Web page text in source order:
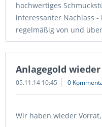
hochwertiges
interessanter Nachlass
regelmäßig von und
Anlagegold
05.11.14 10:45 0
Wir haben wieder